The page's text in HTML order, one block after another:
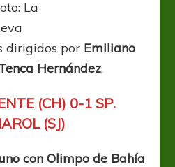
La
dirigidos por Emiliano
Hernández.
(CH) 0-1 SP.
(SJ)
con Olimpo de Bahía